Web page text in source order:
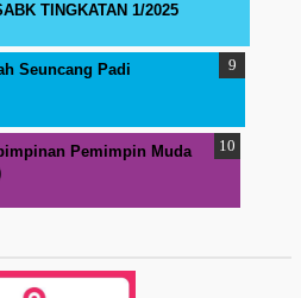
TINGKATAN 1/2025
Seuncang Padi
Pemimpin Muda